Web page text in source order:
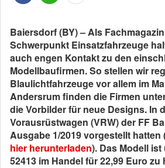
Baiersdorf (BY) – Als
Schwerpunkt Einsatzfahrzeuge
auch engen Kontakt zu den
Modellbaufirmen. So stellen wir
Blaulichtfahrzeuge vor allem im
Andersrum finden die Firmen
die Vorbilder für neue Designs. In
Vorausrüstwagen (VRW) der FF
Ausgabe 1/2019 vorgestellt hatten
hier herunterladen). Das Modell
52413 im Handel für 22,99 Euro zu